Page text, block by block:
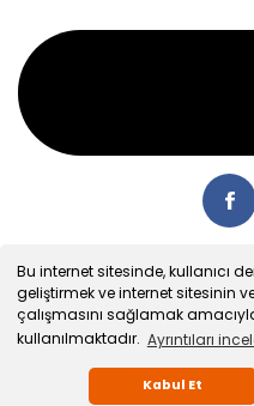
Bu internet sitesinde, kullanıcı
geliştirmek ve internet sitesinin
çalışmasını sağlamak
kullanılmaktadır. Ayrıntıları
Kabul Et
© 2022